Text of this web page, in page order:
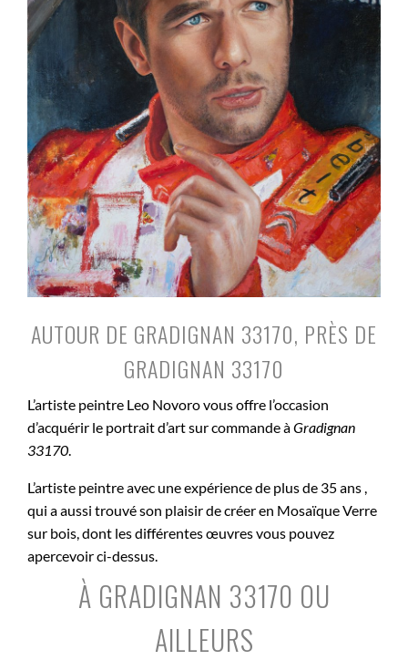
AUTOUR DE GRADIGNAN 33170, PRÈS DE
GRADIGNAN 33170
L’artiste peintre Leo Novoro vous offre l’occasion
d’acquérir le portrait d’art sur commande àGradignan
33170.
L’artiste peintre avec une expérience de plus de 35 ans ,
qui a aussi trouvé son plaisir de créer en Mosaïque Verre
sur bois, dont les différentes œuvres vous pouvez
apercevoir ci-dessus.
À GRADIGNAN 33170 OU
AILLEURS